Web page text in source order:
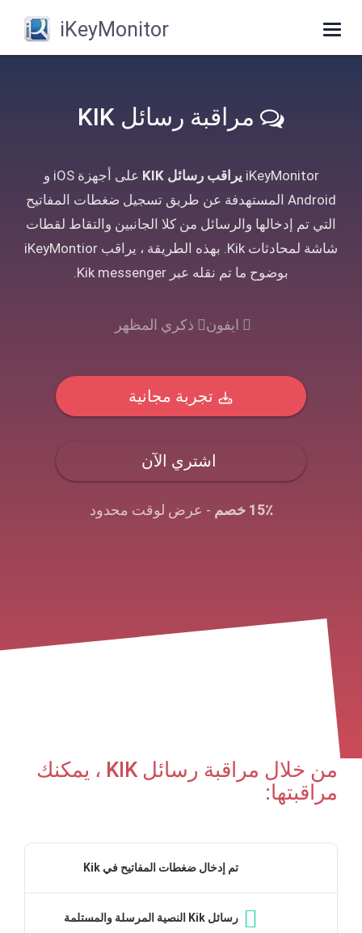
Toggle
navigation
iKeyMonitor
مراقبة رسائل KIK
iKeyMonitor يراقب رسائل KIK
على أجهزة iOS و
Android المستهدفة عن طريق تسجيل ضغطات المفاتيح
التي تم إدخالها والرسائل من كلا الجانبين والتقاط لقطات
شاشة لمحادثات Kik. بهذه الطريقة ، يراقب iKeyMontior
بوضوح ما تم نقله عبر Kik messenger.
ايفون ذكري المظهر
تجربة مجانية
اشتري الآن
15٪ خصم - عرض لوقت محدود
من خلال مراقبة رسائل KIK ، يمكنك
مراقبتها:
تم إدخال ضغطات المفاتيح في Kik
رسائل Kik النصية المرسلة والمستلمة